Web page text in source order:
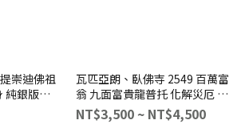
崇迪佛祖
純銀版本
瓦匹亞朗、臥佛寺 2549 百萬富
翁 九面富貴龍普托 化解災厄 保
命首選【夢幻佛牌】
NT$3,500 ~ NT$4,500